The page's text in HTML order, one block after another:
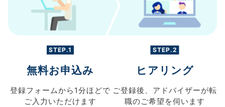
STEP.1
無料お申込み
登録フォームから 1分ほどで
ご入力 いただけます
STEP.2
ヒアリング
ご登録後、 アドバイザーが転
職のご希望を伺います